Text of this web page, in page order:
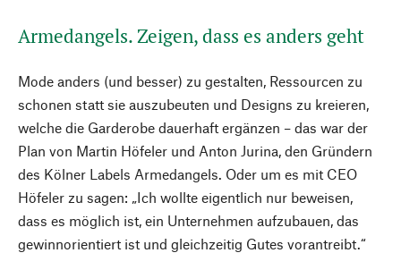
Armedangels. Zeigen, dass es anders geht
Mode anders (und besser) zu gestalten, Ressourcen zu
schonen statt sie auszubeuten und Designs zu kreieren,
welche die Garderobe dauerhaft ergänzen – das war der
Plan von Martin Höfeler und Anton Jurina, den Gründern
des Kölner Labels Armedangels. Oder um es mit CEO
Höfeler zu sagen: „Ich wollte eigentlich nur beweisen,
dass es möglich ist, ein Unternehmen aufzubauen, das
gewinnorientiert ist und gleichzeitig Gutes vorantreibt.“